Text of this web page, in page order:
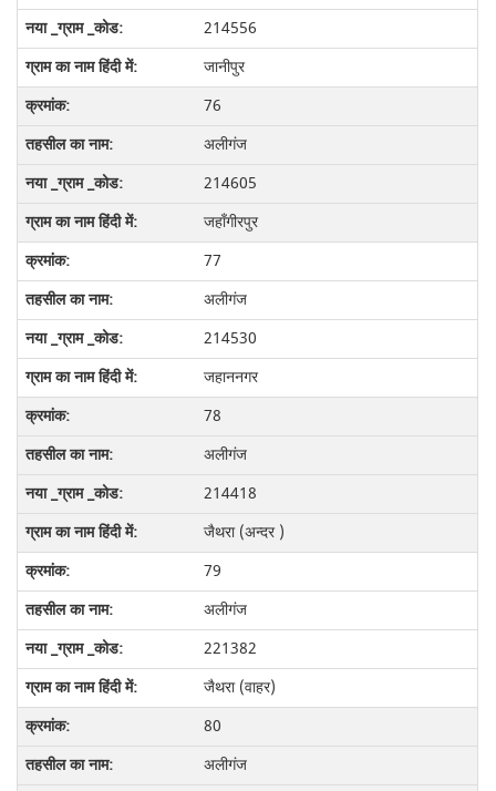
214556
जानीपुर
76
अलीगंज
214605
जहाँगीरपुर
77
अलीगंज
214530
जहाननगर
78
अलीगंज
214418
जैथरा (अन्दर )
79
अलीगंज
221382
जैथरा (वाहर)
80
अलीगंज